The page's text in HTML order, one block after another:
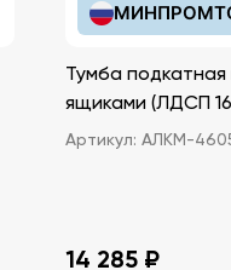
Тумба
ящиками
Артикул: АЛКМ-
14 285 ₽